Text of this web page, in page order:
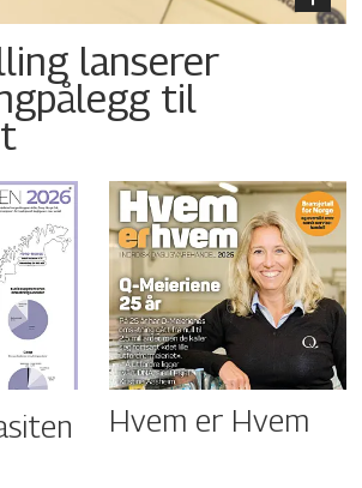
lanserer
til
Hvem er Hvem